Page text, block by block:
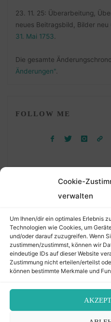
Cookie-
verwalten
Um Ihnen/dir ein optimales Erlebnis
Technologien wie Cookies, um
und/oder darauf zuzugreifen. Wenn
zustimmen/zustimmst, können wir
eindeutige IDs auf dieser Website
Zustimmung nicht erteilen/erteilst
können bestimmte Merkmale und
23. 11. 25: Überarbeitung,
neues Beitragsbild, Bilder neu
31. Mai 1753
Die gesamte
Änderungen".
FOLLOW ME
nach:
©2026 Der
Kontakt /